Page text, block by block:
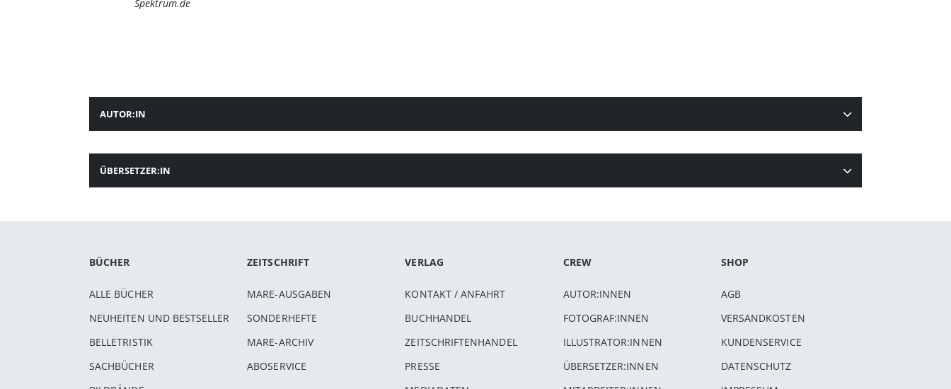
Spektrum.de
AUTOR:IN
ÜBERSETZER:IN
BÜCHER
ALLE BÜCHER
NEUHEITEN UND BESTSELLER
BELLETRISTIK
SACHBÜCHER
ZEITSCHRIFT
MARE-AUSGABEN
SONDERHEFTE
MARE-ARCHIV
ABOSERVICE
VERLAG
KONTAKT / ANFAHRT
BUCHHANDEL
ZEITSCHRIFTENHANDEL
PRESSE
CREW
AUTOR:INNEN
FOTOGRAF:INNEN
ILLUSTRATOR:INNEN
ÜBERSETZER:INNEN
SHOP
AGB
VERSANDKOSTEN
KUNDENSERVICE
DATENSCHUTZ